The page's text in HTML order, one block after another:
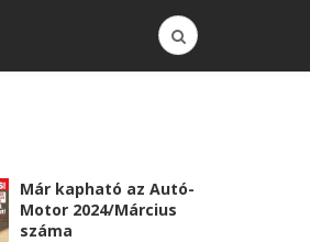
Már kapható az Autó-
Motor 2024/Március
száma